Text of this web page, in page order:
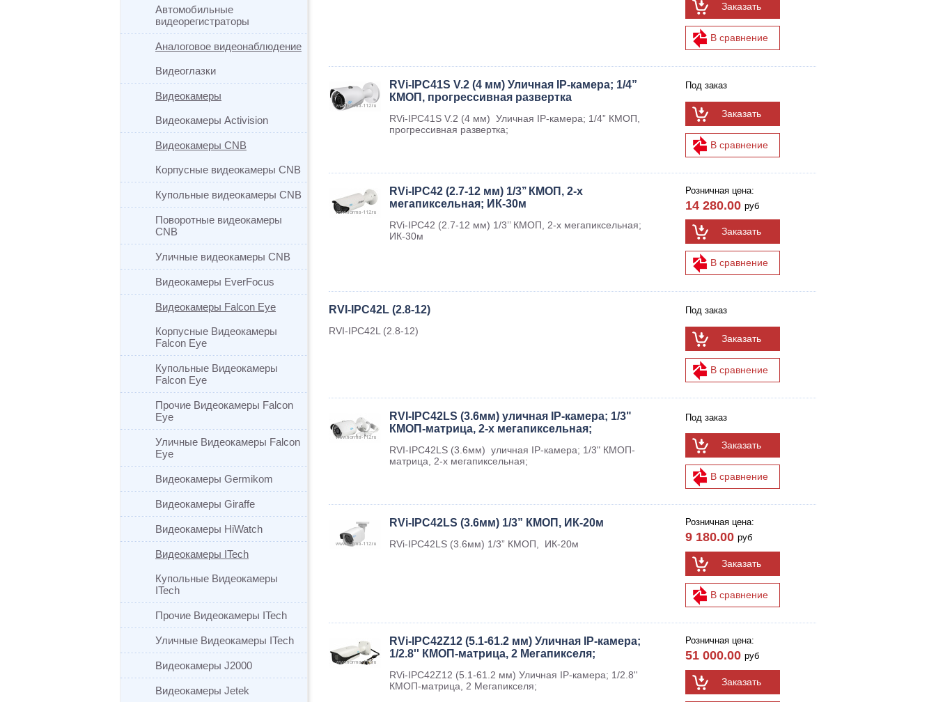
Автомобильные
видеорегистраторы
Аналоговое видеонаблюдение
Видеоглазки
Видеокамеры
Видеокамеры Activision
Видеокамеры CNB
Корпусные видеокамеры CNB
Купольные видеокамеры CNB
Поворотные видеокамеры
CNB
Уличные видеокамеры CNB
Видеокамеры EverFocus
Видеокамеры Falcon Eye
Корпусные Видеокамеры
Falcon Eye
Купольные Видеокамеры
Falcon Eye
Прочие Видеокамеры Falcon
Eye
Уличные Видеокамеры Falcon
Eye
Видеокамеры Germikom
Видеокамеры Giraffe
Видеокамеры HiWatch
Видеокамеры ITech
Купольные Видеокамеры
ITech
Прочие Видеокамеры ITech
Уличные Видеокамеры ITech
Видеокамеры J2000
Видеокамеры Jetek
Заказать
В сравнение
RVi-IPC41S V.2 (4 мм) Уличная IP-камера; 1/4”
КМОП, прогрессивная развертка
RVi-IPC41S V.2 (4 мм) Уличная IP-камера; 1/4” КМОП,
прогрессивная развертка;
Под заказ
Заказать
В сравнение
RVi-IPC42 (2.7-12 мм) 1/3’’ КМОП, 2-х
мегапиксельная; ИК-30м
RVi-IPC42 (2.7-12 мм) 1/3’’ КМОП, 2-х мегапиксельная;
ИК-30м
Розничная цена:
14 280.00 руб
Заказать
В сравнение
RVI-IPC42L (2.8-12)
RVI-IPC42L (2.8-12)
Под заказ
Заказать
В сравнение
RVI-IPC42LS (3.6мм) уличная IP-камера; 1/3"
КМОП-матрица, 2-х мегапиксельная;
RVI-IPC42LS (3.6мм) уличная IP-камера; 1/3" КМОП-
матрица, 2-х мегапиксельная;
Под заказ
Заказать
В сравнение
RVi-IPC42LS (3.6мм) 1/3” КМОП, ИК-20м
RVi-IPC42LS (3.6мм) 1/3” КМОП, ИК-20м
Розничная цена:
9 180.00 руб
Заказать
В сравнение
RVi-IPC42Z12 (5.1-61.2 мм) Уличная IP-камера;
1/2.8'' КМОП-матрица, 2 Мегапикселя;
RVi-IPC42Z12 (5.1-61.2 мм) Уличная IP-камера; 1/2.8''
КМОП-матрица, 2 Мегапикселя;
Розничная цена:
51 000.00 руб
Заказать